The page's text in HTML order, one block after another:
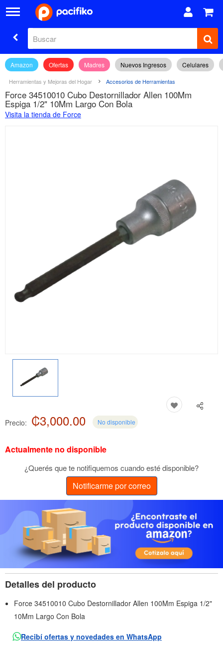
Amazon Ofertas Madres Nuevos Ingresos Celulares
Herramientas y Mejoras del Hogar Accesorios de Herramientas
Force 34510010 Cubo Destornillador Allen 100Mm
Espiga 1/2" 10Mm Largo Con Bola
Visita la tienda de Force
Precio: ₡3,000.00 No disponible
Actualmente no disponible
¿Querés que te notifiquemos cuando esté disponible?
Notificarme por correo
Detalles del producto
Force 34510010 Cubo Destornillador Allen 100Mm Espiga 1/2"
10Mm Largo Con Bola
Recibí ofertas y novedades en WhatsApp